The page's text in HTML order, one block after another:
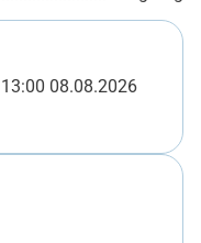
13:00 08.08.2026